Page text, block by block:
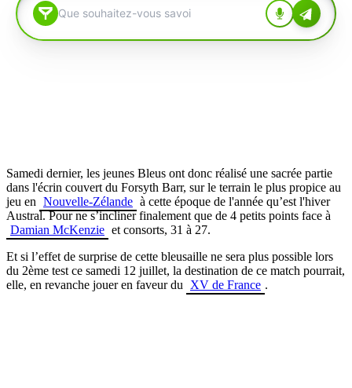
Samedi dernier, les jeunes Bleus ont donc réalisé une sacrée partie
dans l'écrin couvert du Forsyth Barr, sur le terrain le plus propice au
jeu en Nouvelle-Zélande à cette époque de l'année qu’est l'hiver
Austral. Pour ne s’incliner finalement que de 4 petits points face à
Damian McKenzie et consorts, 31 à 27.
Et si l’effet de surprise de cette bleusaille ne sera plus possible lors
du 2ème test ce samedi 12 juillet, la destination de ce match pourrait,
elle, en revanche jouer en faveur du
XV de France .